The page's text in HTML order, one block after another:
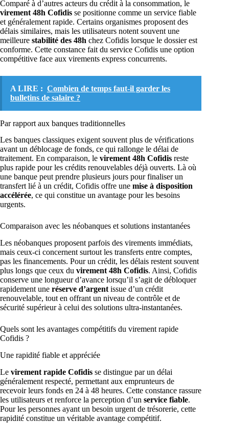
Comparé à d’autres acteurs du crédit à la consommation, le
virement 48h Cofidis se positionne comme un service fiable
et généralement rapide. Certains organismes proposent des
délais similaires, mais les utilisateurs notent souvent une
meilleure stabilité des 48h chez Cofidis lorsque le dossier est
conforme. Cette constance fait du service Cofidis une option
compétitive face aux virements express concurrents.
A LIRE : Combien de temps faut-il garder les
bulletins de salaire ?
Par rapport aux banques traditionnelles
Les banques classiques exigent souvent plus de vérifications
avant un déblocage de fonds, ce qui rallonge le délai de
traitement. En comparaison, le virement 48h Cofidis reste
plus rapide pour les crédits renouvelables déjà ouverts. Là où
une banque peut prendre plusieurs jours pour finaliser un
transfert lié à un crédit, Cofidis offre une mise à disposition
accélérée, ce qui constitue un avantage pour les besoins
urgents.
Comparaison avec les néobanques et solutions instantanées
Les néobanques proposent parfois des virements immédiats,
mais ceux-ci concernent surtout les transferts entre comptes,
pas les financements. Pour un crédit, les délais restent souvent
plus longs que ceux du virement 48h Cofidis. Ainsi, Cofidis
conserve une longueur d’avance lorsqu’il s’agit de débloquer
rapidement une réserve d’argent issue d’un crédit
renouvelable, tout en offrant un niveau de contrôle et de
sécurité supérieur à celui des solutions ultra-instantanées.
Quels sont les avantages compétitifs du virement rapide
Cofidis ?
Une rapidité fiable et appréciée
Le virement rapide Cofidis se distingue par un délai
généralement respecté, permettant aux emprunteurs de
recevoir leurs fonds en 24 à 48 heures. Cette constance rassure
les utilisateurs et renforce la perception d’un service fiable.
Pour les personnes ayant un besoin urgent de trésorerie, cette
rapidité constitue un véritable avantage compétitif.